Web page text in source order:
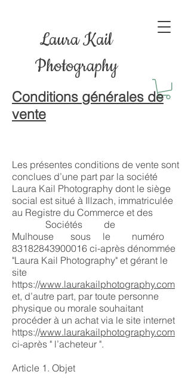
Laura Kail
Photography
Conditions générales de
vente
Les présentes conditions de vente sont
conclues d’une part par la société
Laura Kail Photography dont le siège
social est situé à Illzach, immatriculée
au Registre du Commerce et des
Sociétés de
Mulhouse sous le numéro
83182843900016 ci-après dénommée
"Laura Kail Photography" et gérant le
site
https://www.laurakailphotography.com
et, d’autre part, par toute personne
physique ou morale souhaitant
procéder à un achat via le site internet
https://www.laurakailphotography.com
ci-après " l’acheteur ".
Article 1. Objet